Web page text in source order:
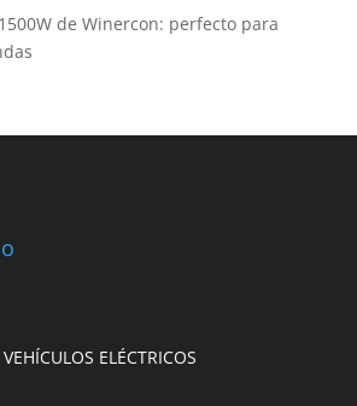
de Winercon: perfecto para
ELÉCTRICOS